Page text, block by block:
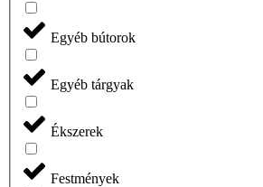
Egyéb bútorok
Egyéb tárgyak
Ékszerek
Festmények